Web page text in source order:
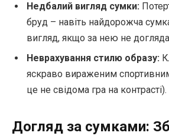
Недбалий вигляд сумки:
бруд – навіть найдорожча
вигляд, якщо за нею не
Неврахування стилю образу:
яскраво вираженим
це не свідома гра на контрасті).
Догляд за сумками: